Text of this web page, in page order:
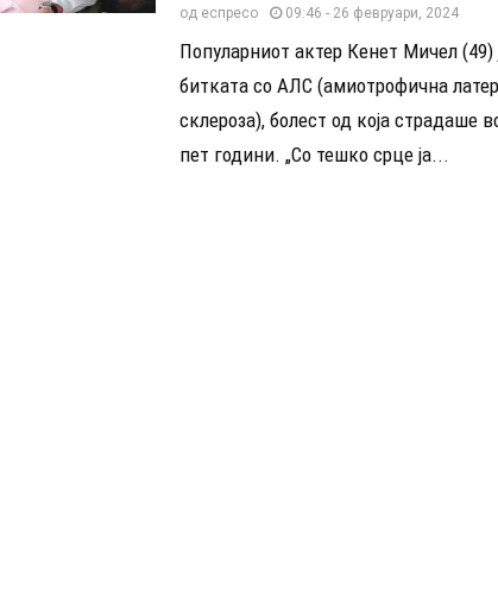
од еспресо 09:46 - 26 февруари, 2024
Популарниот актер Кенет Мичел (49)
битката со АЛС (амиотрофична
склероза), болест од која страдаше
пет години. „Со тешко срце ја...